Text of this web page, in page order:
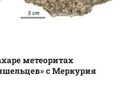
метеоритах
с Меркурия